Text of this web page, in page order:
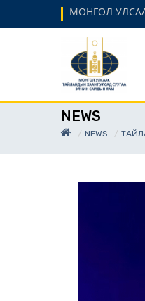
МОНГОЛ
NEWS
NEWS